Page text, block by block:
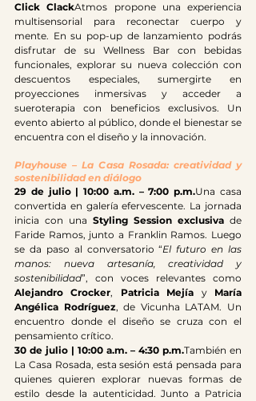
Click ClackAtmos propone una experiencia
multisensorial para reconectar cuerpo y
mente. En su pop-up de lanzamiento podrás
disfrutar de su Wellness Bar con bebidas
funcionales, explorar su nueva colección con
descuentos especiales, sumergirte en
proyecciones inmersivas y acceder a
sueroterapia con beneficios exclusivos. Un
evento abierto al público, donde el bienestar se
encuentra con el diseño y la innovación.
Playhouse – La Casa Rosada: creatividad y
sostenibilidad en diálogo
29 de julio | 10:00 a.m. – 7:00 p.m.Una casa
convertida en galería efervescente. La jornada
inicia con una Styling Session exclusiva de
Faride Ramos, junto a Franklin Ramos. Luego
se da paso al conversatorio “El futuro en las
manos: nueva artesanía, creatividad y
sostenibilidad
Alejandro Crocker, Patricia Mejía y María
Angélica Rodríguez, de Vicunha LATAM. Un
encuentro donde el diseño se cruza con el
pensamiento crítico.
30 de julio | 10:00 a.m. – 4:30 p.m.También en
La Casa Rosada, esta sesión está pensada para
quienes quieren explorar nuevas formas de
estilo desde la autenticidad. Junto a Patricia